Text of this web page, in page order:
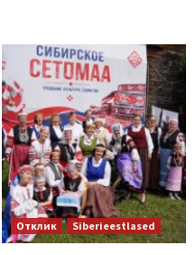
Отклик Siberieestlased